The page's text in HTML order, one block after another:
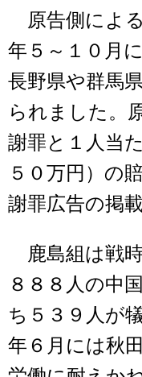
原告側によ
年５～１０月
長野県や群馬
られました。
謝罪と１人当
５０万円）の
謝罪広告の掲
鹿島組は戦
８８８人の中
ち５３９人が
年６月には秋